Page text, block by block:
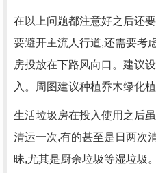
在以上问题都注意好之后还
要避开主流人行道,还需要考
房投放在下路风向口。建议
入。周图建议种植乔木绿化植
生活垃圾房在投入使用之后
清运一次,有的甚至是日两次
昧,尤其是厨余垃圾等湿垃圾